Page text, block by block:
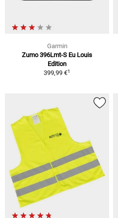
Garmin
Zumo 396Lmt-S Eu Louis
Edition
399,99 €1